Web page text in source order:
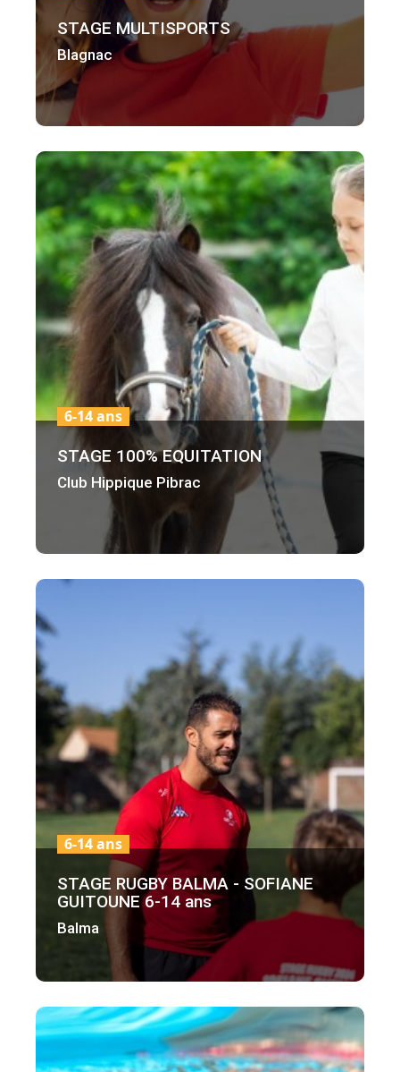
STAGE MULTISPORTS
Blagnac
STAGE 100% EQUITATION
Club Hippique Pibrac
6-14 ans
STAGE RUGBY BALMA - SOFIANE
GUITOUNE 6-14 ans
Balma
6-14 ans